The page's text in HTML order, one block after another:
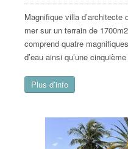
Magnifique villa d’architecte
mer sur un terrain de
comprend quatre
d’eau ainsi qu’une
Plus d’info